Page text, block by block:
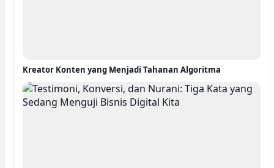
Kreator Konten yang Menjadi Tahanan Algoritma